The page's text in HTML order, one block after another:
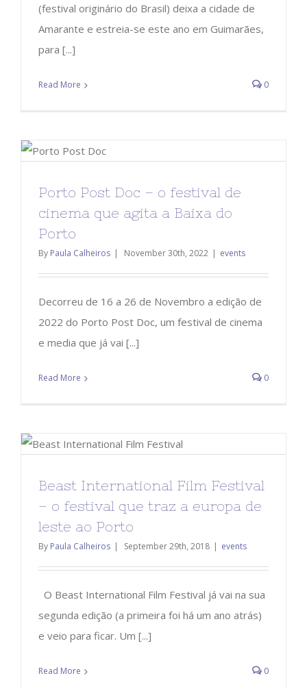
(festival originário do Brasil) deixa a cidade de
Amarante e estreia-se este ano em Guimarães,
para [...]
Read More 0
Porto Post Doc – o festival de
cinema que agita a Baixa do
Porto
By Paula Calheiros | November 30th, 2022 | events
Decorreu de 16 a 26 de Novembro a edição de
2022 do Porto Post Doc, um festival de cinema
e media que já vai [...]
Read More 0
Beast International Film Festival
– o festival que traz a europa de
leste ao Porto
By Paula Calheiros | September 29th, 2018 | events
O Beast International Film Festival já vai na sua
segunda edição (a primeira foi há um ano atrás)
e veio para ficar. Um [...]
Read More 0